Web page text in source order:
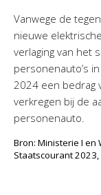
Vanwege de
nieuwe
verlaging van het
personenauto’s
2024 een bedrag
verkregen bij de
personenauto.
Bron: Ministerie I en
Staatscourant